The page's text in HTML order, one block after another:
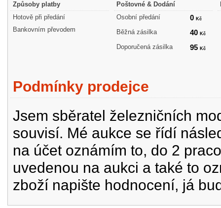
Způsoby platby
Hotově při předání
Bankovním převodem
Poštovné & Dodání
Osobní předání
0 Kč
Běžná zásilka 40 Kč
Doporučená zásilka 95 Kč
Podmínky prodejce
Jsem sběratel železničních
souvisí. Mé aukce se řídí
na účet oznámím to, do 2
uvedenou na aukci a také to
zboží napište hodnocení, já